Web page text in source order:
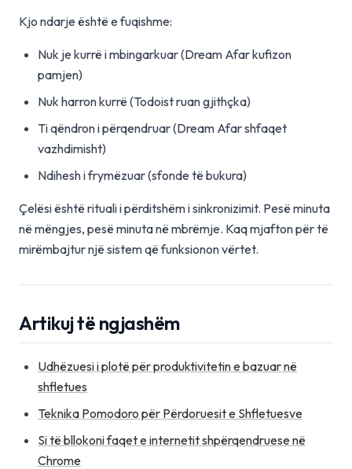
Kjo ndarje është e fuqishme:
Nuk je kurrë i mbingarkuar (Dream Afar kufizon
pamjen)
Nuk harron kurrë (Todoist ruan gjithçka)
Ti qëndron i përqendruar (Dream Afar shfaqet
vazhdimisht)
Ndihesh i frymëzuar (sfonde të bukura)
Çelësi është rituali i përditshëm i sinkronizimit. Pesë minuta
në mëngjes, pesë minuta në mbrëmje. Kaq mjafton për të
mirëmbajtur një sistem që funksionon vërtet.
Artikuj të ngjashëm
Udhëzuesi i plotë për produktivitetin e bazuar në
shfletues
Teknika Pomodoro për Përdoruesit e Shfletuesve
Si të bllokoni faqet e internetit shpërqendruese në
Chrome